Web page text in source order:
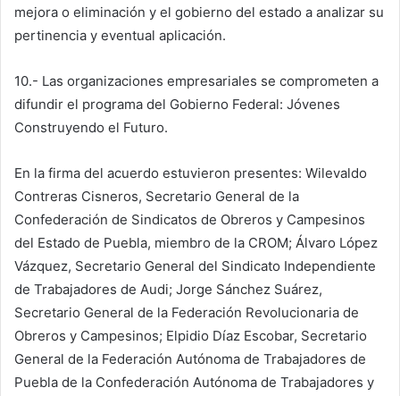
mejora o eliminación y el gobierno del estado a analizar su
pertinencia y eventual aplicación.
10.- Las organizaciones empresariales se comprometen a
difundir el programa del Gobierno Federal: Jóvenes
Construyendo el Futuro.
En la firma del acuerdo estuvieron presentes: Wilevaldo
Contreras Cisneros, Secretario General de la
Confederación de Sindicatos de Obreros y Campesinos
del Estado de Puebla, miembro de la CROM; Álvaro López
Vázquez, Secretario General del Sindicato Independiente
de Trabajadores de Audi; Jorge Sánchez Suárez,
Secretario General de la Federación Revolucionaria de
Obreros y Campesinos; Elpidio Díaz Escobar, Secretario
General de la Federación Autónoma de Trabajadores de
Puebla de la Confederación Autónoma de Trabajadores y